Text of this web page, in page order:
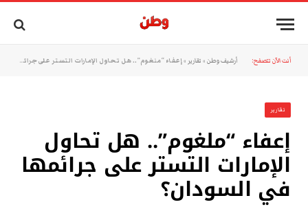
أنت الآن تتصفح: أرشيف وطن » تقارير »إعفاء “ملغوم”.. هل تحاول الإمارات التستر على جرائمها في السودان؟
تقارير
إعفاء “ملغوم”.. هل تحاول
الإمارات التستر على جرائمها
في السودان؟